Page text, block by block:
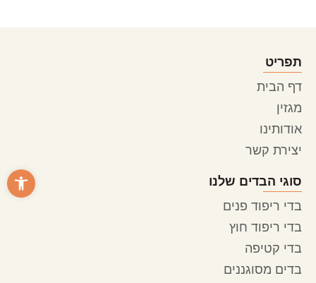
תפריט
דף הבית
מגזין
אודותינו
יצירת קשר
סוגי הבדים שלנו
בדי ריפוד פנים
בדי ריפוד חוץ
בדי קטיפה
בדים מסוגננים
פתח